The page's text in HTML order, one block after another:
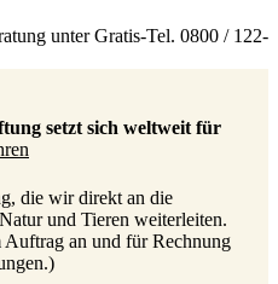
unter Gratis-Tel. 0800 / 122-
setzt sich weltweit für
die wir direkt an die
und Tieren weiterleiten.
an und für Rechnung